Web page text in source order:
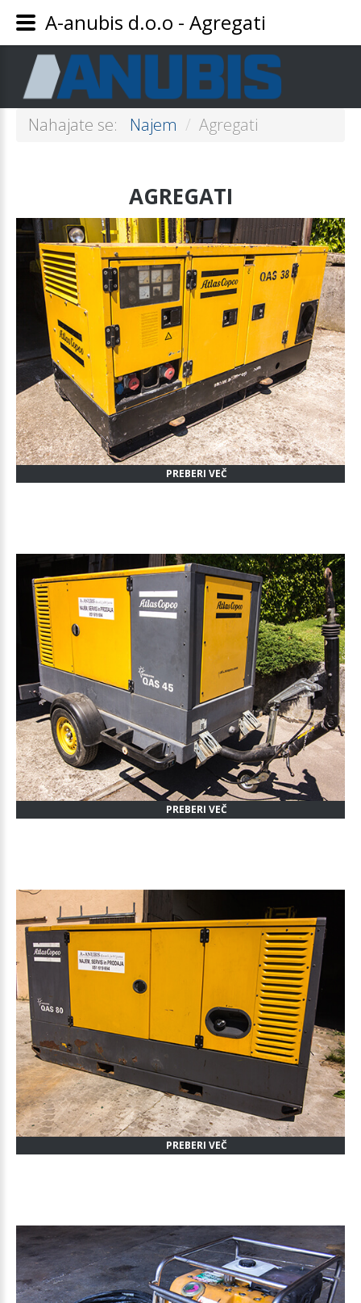
Nahajate se: Najem / Agregati
AGREGATI
PREBERI VEČ
PREBERI VEČ
PREBERI VEČ
A-anubis d.o.o - Agregati